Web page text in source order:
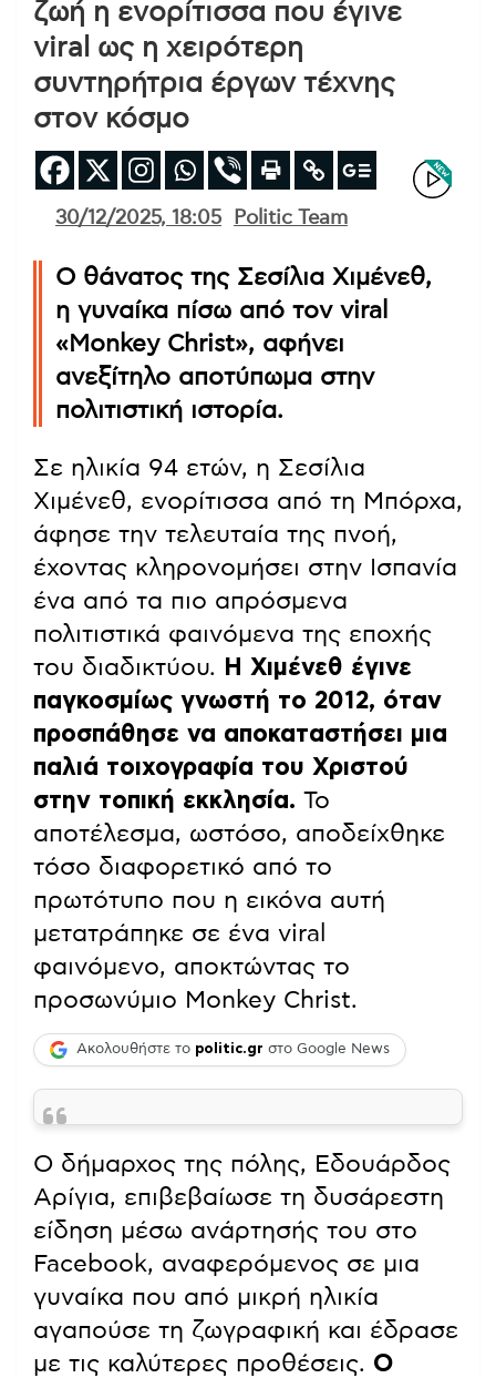
ζωή η ενορίτισσα που έγινε
viral ως η χειρότερη
συντηρήτρια έργων τέχνης
στον κόσμο
30/12/2025, 18:05 Politic Team
Ο θάνατος της Σεσίλια Χιμένεθ,
η γυναίκα πίσω από τον viral
«Monkey Christ», αφήνει
ανεξίτηλο αποτύπωμα στην
πολιτιστική ιστορία.
Σε ηλικία 94 ετών, η Σεσίλια
Χιμένεθ, ενορίτισσα από τη Μπόρχα,
άφησε την τελευταία της πνοή,
έχοντας κληρονομήσει στην Ισπανία
ένα από τα πιο απρόσμενα
πολιτιστικά φαινόμενα της εποχής
του διαδικτύου.
Η Χιμένεθ έγινε
παγκοσμίως γνωστή το 2012, όταν
προσπάθησε να αποκαταστήσει μια
παλιά τοιχογραφία του Χριστού
στην τοπική εκκλησία. Το
αποτέλεσμα, ωστόσο, αποδείχθηκε
τόσο διαφορετικό από το
πρωτότυπο που η εικόνα αυτή
μετατράπηκε σε ένα viral
φαινόμενο, αποκτώντας το
προσωνύμιο Monkey Christ.
Ακολουθήστε το politic.gr στο Google News
Ο δήμαρχος της πόλης, Εδουάρδος
Αρίγια, επιβεβαίωσε τη δυσάρεστη
είδηση μέσω ανάρτησής του στο
Facebook, αναφερόμενος σε μια
γυναίκα που από μικρή ηλικία
αγαπούσε τη ζωγραφική και έδρασε
με τις καλύτερες προθέσεις. Ο